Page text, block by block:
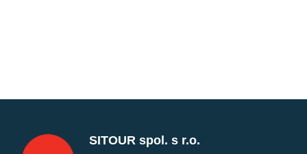
SITOUR spol. s r.o.